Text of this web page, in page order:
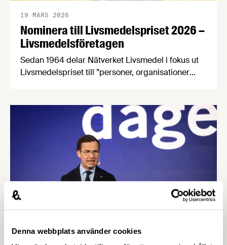
Denna webbplats använder cookies
Nominera till Livsmedelspriset 2026 –
Livsmedelsföretagen
19 MARS 2026
Sedan 1964 delar Nätverket Livsmedel i fokus ut
Livsmedelspriset till ”personer, organisationer
förutsättningar för att öka livsmedelsnäringens
konkurrenskraft och utveckling”. Passa på att
nominera en eller flera kandidater senast den 21
april! Bland de nomineringar som kommer in
kommer en jury …